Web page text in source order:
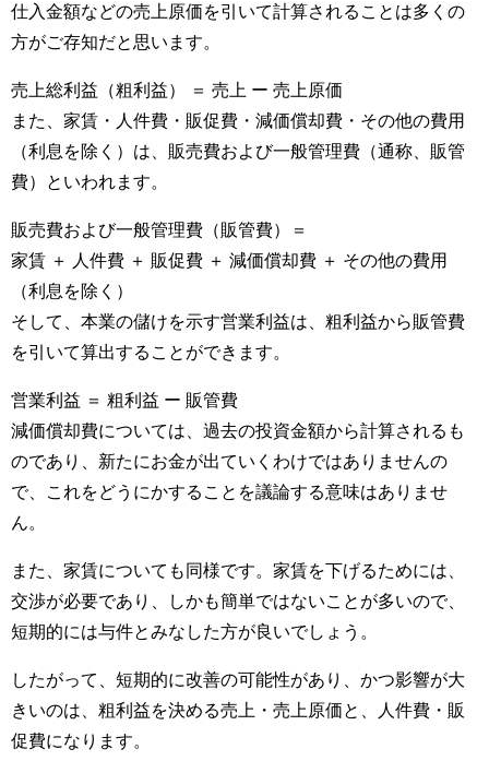
仕入金額などの売上原価を引いて計算されることは多くの
方がご存知だと思います。
売上総利益（粗利益） ＝ 売上 ー 売上原価
また、家賃・人件費・販促費・減価償却費・その他の費用
（利息を除く）は、販売費および一般管理費（通称、販管
費）といわれます。
販売費および一般管理費（販管費）＝
家賃 ＋ 人件費 ＋ 販促費 ＋ 減価償却費 ＋ その他の費用
（利息を除く）
そして、本業の儲けを示す営業利益は、粗利益から販管費
を引いて算出することができます。
営業利益 ＝ 粗利益 ー 販管費
減価償却費については、過去の投資金額から計算されるも
のであり、新たにお金が出ていくわけではありませんの
で、これをどうにかすることを議論する意味はありませ
ん。
また、家賃についても同様です。家賃を下げるためには、
交渉が必要であり、しかも簡単ではないことが多いので、
短期的には与件とみなした方が良いでしょう。
したがって、短期的に改善の可能性があり、かつ影響が大
きいのは、粗利益を決める売上・売上原価と、人件費・販
促費になります。